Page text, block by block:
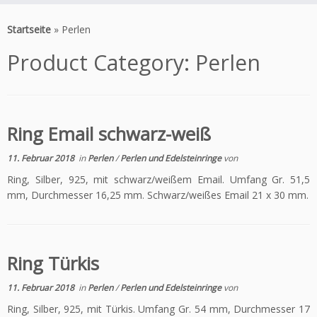
Inhalt
Startseite » Perlen
Product Category: Perlen
Ring Email schwarz-weiß
11. Februar 2018inPerlen/Perlen und Edelsteinringevon
Ring, Silber, 925, mit schwarz/weißem Email. Umfang Gr. 51,5
mm, Durchmesser 16,25 mm. Schwarz/weißes Email 21 x 30 mm.
Ring Türkis
11. Februar 2018inPerlen/Perlen und Edelsteinringevon
Ring, Silber, 925, mit Türkis. Umfang Gr. 54 mm, Durchmesser 17